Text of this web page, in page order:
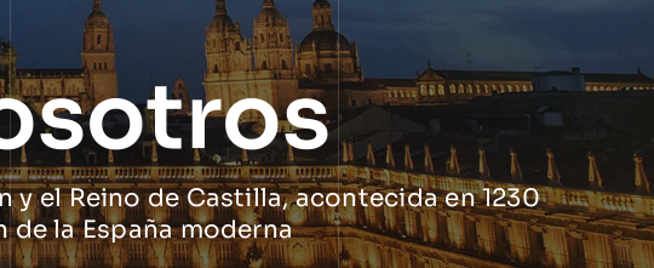
el Reino de Castilla, acontecida en 1230
de la España moderna